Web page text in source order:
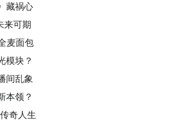
藏祸心
来可期
麦面包
模块？
间乱象
本领？
奇人生